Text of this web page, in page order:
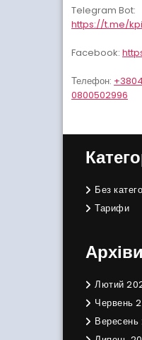
Telegram Bot:
https://t.me/
Facebook:
Телефон:
0800502996
Без
Тарифи
Архіви
Лютий
Червень